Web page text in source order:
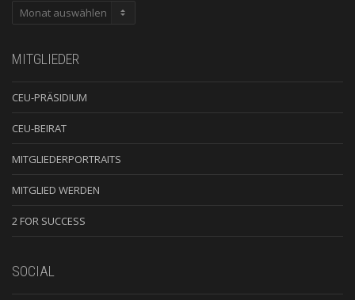
ARCHIV
MITGLIEDER
CEU-PRÄSIDIUM
CEU-BEIRAT
MITGLIEDERPORTRAITS
MITGLIED WERDEN
2 FOR SUCCESS
SOCIAL